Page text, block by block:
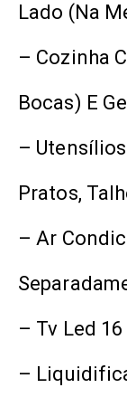
Lado (na
– Cozinha
Bocas) E
–
Pratos,
– Ar
– Tv Led
–